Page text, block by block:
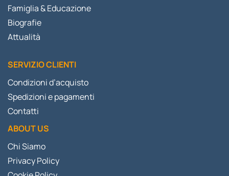
Famiglia & Educazione
Biografie
Attualità
SERVIZIO CLIENTI
Condizioni d’acquisto
Spedizioni e pagamenti
Contatti
ABOUT US
Chi Siamo
Privacy Policy